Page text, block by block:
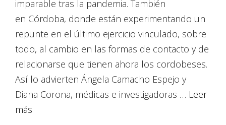
imparable tras la pandemia. También
en Córdoba, donde están experimentando un
repunte en el último ejercicio vinculado, sobre
todo, al cambio en las formas de contacto y de
relacionarse que tienen ahora los cordobeses.
Así lo advierten Ángela Camacho Espejo y
Diana Corona, médicas e investigadoras … Leer
más